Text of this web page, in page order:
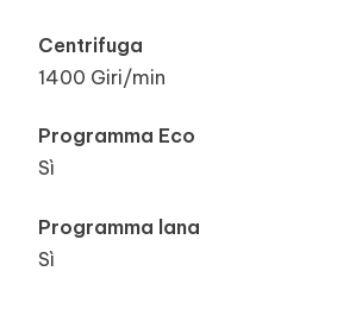
Centrifuga
1400 Giri/min
Programma Eco
Sì
Programma lana
Sì